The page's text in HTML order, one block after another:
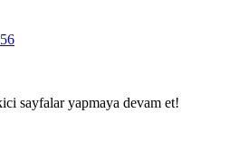
sayfalar yapmaya devam et!